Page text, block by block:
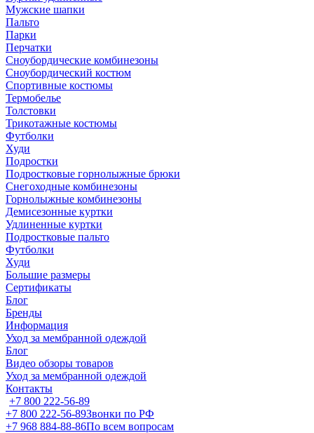
Мужские шапки
Пальто
Парки
Перчатки
Сноубордические комбинезоны
Сноубордический костюм
Спортивные костюмы
Термобелье
Толстовки
Трикотажные костюмы
Футболки
Худи
Подростки
Подростковые горнолыжные брюки
Снегоходные комбинезоны
Горнолыжные комбинезоны
Демисезонные куртки
Удлиненные куртки
Подростковые пальто
Футболки
Худи
Большие размеры
Сертификаты
Блог
Бренды
Информация
Уход за мембранной одеждой
Блог
Видео обзоры товаров
Уход за мембранной одеждой
Контакты
+7 800 222-56-89
+7 800 222-56-89Звонки по РФ
+7 968 884-88-86По всем вопросам